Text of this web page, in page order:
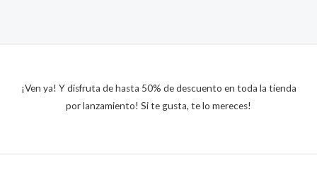
¡Ven ya! Y disfruta de hasta 50% de descuento en toda la tienda
por lanzamiento! Si te gusta, te lo mereces!